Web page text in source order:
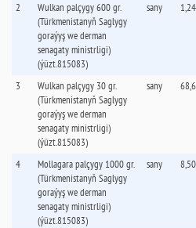
2
Wulkan palçygy 600 gr.
(Türkmenistanyň Saglygy
goraýyş we derman
senagaty ministrligi)
(ýüzt.815083)
sany
3
Wulkan palçygy 30 gr.
(Türkmenistanyň Saglygy
goraýyş we derman
senagaty ministrligi)
(ýüzt.815083)
sany
4
Mollagara palçygy 1000 gr.
(Türkmenistanyň Saglygy
goraýyş we derman
senagaty ministrligi)
(ýüzt.815083)
sany